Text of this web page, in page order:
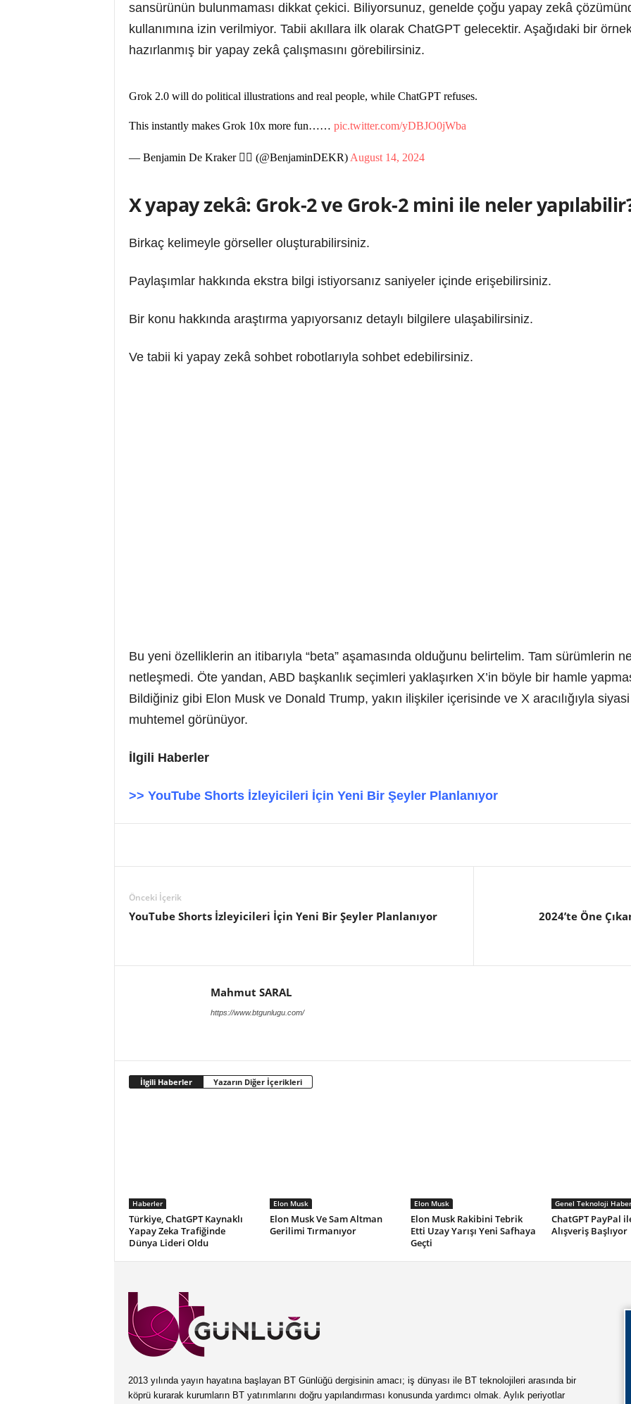
sansürünün bulunmaması dikkat çekici. Biliyorsunuz, genelde çoğu yapay zekâ
kullanımına izin verilmiyor. Tabii akıllara ilk olarak ChatGPT gelecektir. Aşağıdaki bir
hazırlanmış bir yapay zekâ çalışmasını görebilirsiniz.
Grok 2.0 will do political illustrations and real people, while ChatGPT refuses.
This instantly makes Grok 10x more fun…… pic.twitter.com/yDBJO0jWba
— Benjamin De Kraker 🏴‍☠️ (@BenjaminDEKR) August 14, 2024
X yapay zekâ: Grok-2 ve Grok-2 mini ile neler
Birkaç kelimeyle görseller oluşturabilirsiniz.
Paylaşımlar hakkında ekstra bilgi istiyorsanız saniyeler içinde erişebilirsiniz.
Bir konu hakkında araştırma yapıyorsanız detaylı bilgilere ulaşabilirsiniz.
Ve tabii ki yapay zekâ sohbet robotlarıyla sohbet edebilirsiniz.
Bu yeni özelliklerin an itibarıyla “beta” aşamasında olduğunu belirtelim. Tam sürümlerin
netleşmedi. Öte yandan, ABD başkanlık seçimleri yaklaşırken X’in böyle bir hamle
Bildiğiniz gibi Elon Musk ve Donald Trump, yakın ilişkiler içerisinde ve X aracılığıyla siyasi
muhtemel görünüyor.
İlgili Haberler
>> YouTube Shorts İzleyicileri İçin Yeni Bir Şeyler Planlanıyor
Önceki İçerik
YouTube Shorts İzleyicileri İçin Yeni Bir Şeyler Planlanıyor 2024’te Öne
Mahmut SARAL
https://www.btgunlugu.com/
İlgili Haberler Yazarın Diğer İçerikleri
Haberler
Türkiye, ChatGPT Kaynaklı
Yapay Zeka Trafiğinde
Dünya Lideri Oldu
Elon Musk
Elon Musk Ve Sam Altman
Gerilimi Tırmanıyor
Elon Musk
Elon Musk Rakibini Tebrik
Etti Uzay Yarışı Yeni Safhaya
Geçti
Genel Teknoloji
ChatGPT PayPal
Alışveriş Başlıyor
2013 yılında yayın hayatına başlayan BT Günlüğü dergisinin amacı; iş dünyası ile BT teknolojileri arasında bir
köprü kurarak kurumların BT yatırımlarını doğru yapılandırması konusunda yardımcı olmak. Aylık periyotlar